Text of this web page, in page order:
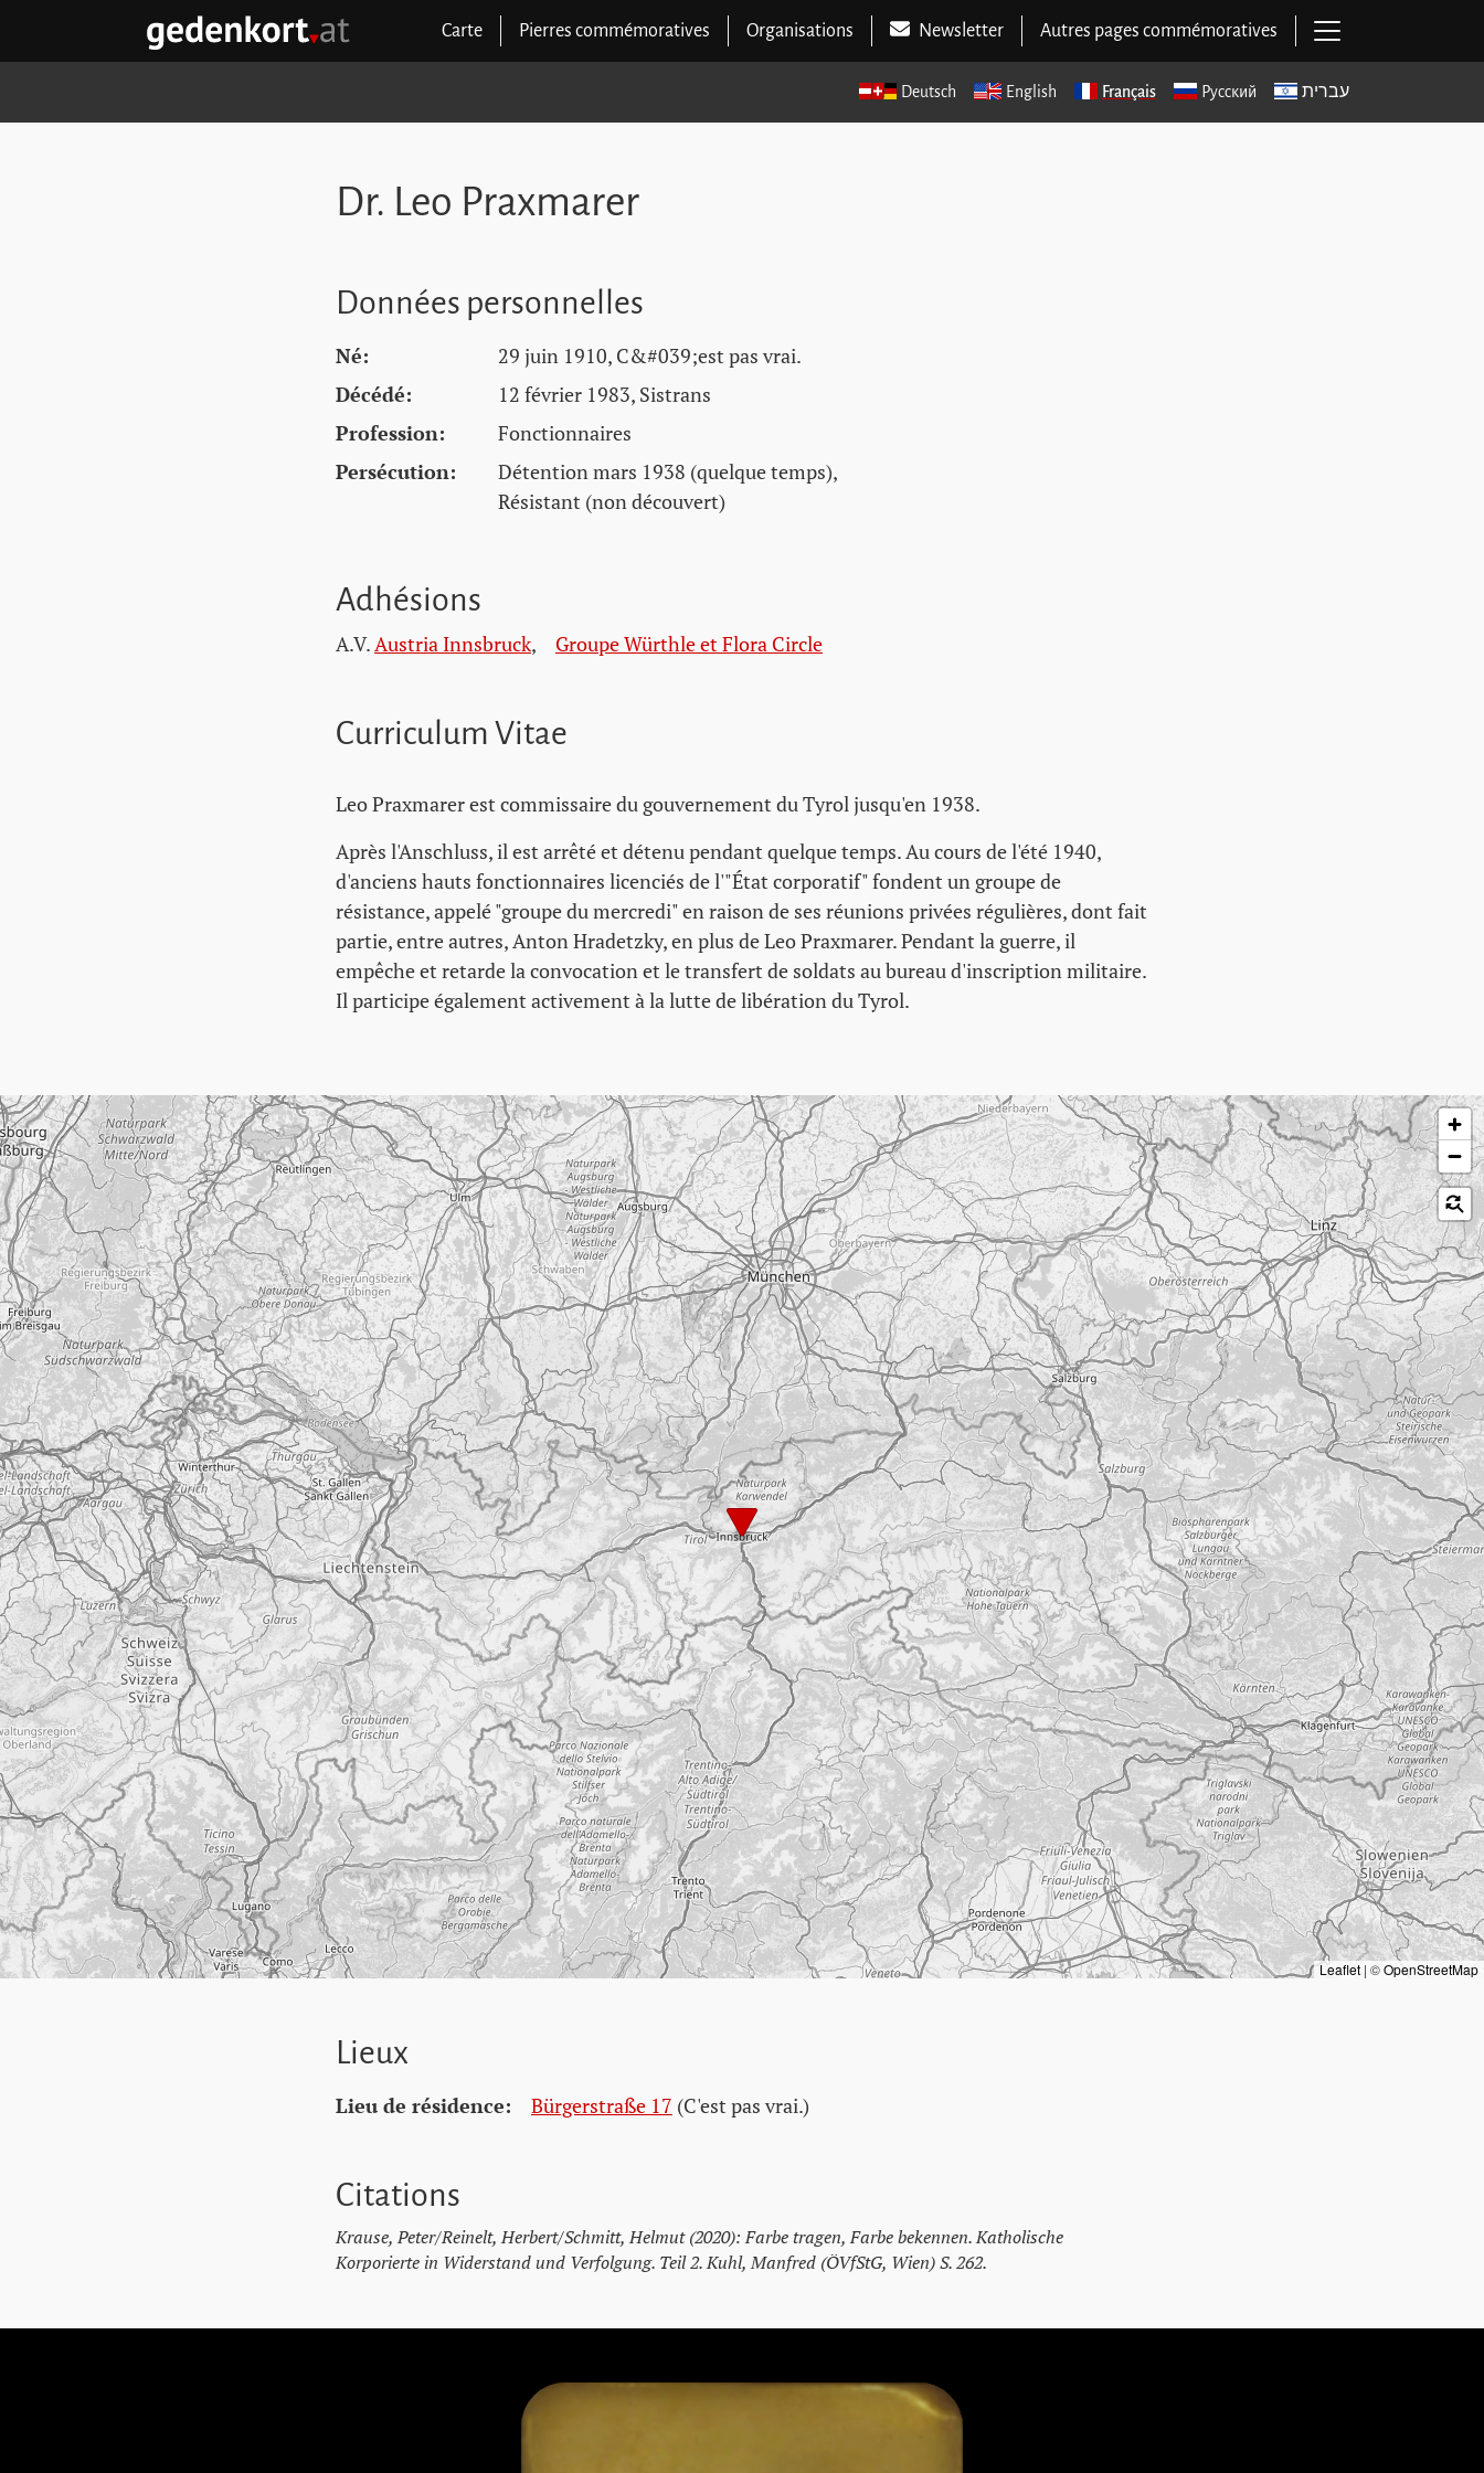
Aller au contenu principal
Aller à la navigation principale
Aller aux liens rapides
GEDENKORT - ACCUEIL
Carte Pierres commémoratives Organisations Newsletter Autres pages commémoratives
Deutsch English Français Русский עברית
Dr. Leo Praxmarer
Données personnelles
Né:
29 juin 1910, C&#039;est pas vrai.
Décédé:
12 février 1983, Sistrans
Profession:
Fonctionnaires
Persécution:
Détention mars 1938 (quelque temps),
Résistant (non découvert)
Adhésions
A.V.Austria Innsbruck, Groupe Würthle et Flora Circle
Curriculum Vitae
Leo Praxmarer est commissaire du gouvernement du Tyrol jusqu'en 1938.
Après l'Anschluss, il est arrêté et détenu pendant quelque temps. Au cours de l'été 1940,
d'anciens hauts fonctionnaires licenciés de l'"État corporatif" fondent un groupe de
résistance, appelé "groupe du mercredi" en raison de ses réunions privées régulières, dont fait
partie, entre autres, Anton Hradetzky, en plus de Leo Praxmarer. Pendant la guerre, il
empêche et retarde la convocation et le transfert de soldats au bureau d'inscription militaire.
Il participe également activement à la lutte de libération du Tyrol.
Passer la carte
Leaflet | ©OpenStreetMap
Lieux
Lieu de résidence: Bürgerstraße 17 (C'est pas vrai.)
Citations
Krause, Peter/Reinelt, Herbert/Schmitt, Helmut (2020): Farbe tragen, Farbe bekennen. Katholische
Korporierte in Widerstand und Verfolgung. Teil 2. Kuhl, Manfred (ÖVfStG, Wien) S. 262.